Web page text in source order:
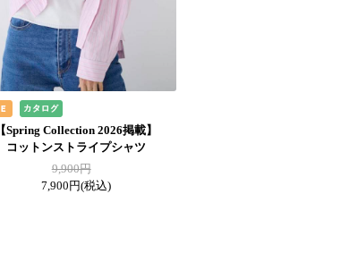
【Spring Collection 2026掲載】
コットンストライプシャツ
9,900円
7,900円(税込)